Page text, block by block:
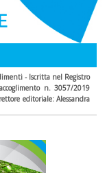
- Iscritta nel Registro
n. 3057/2019
editoriale: Alessandra